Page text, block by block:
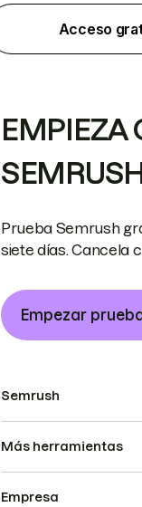
Acceso
EMPIEZA
Prueba Semrush
siete días. Cancela
Empezar
Semrush
Más herramientas
Empresa